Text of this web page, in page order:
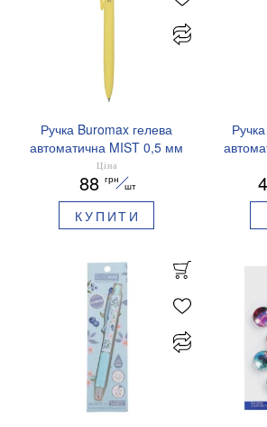
Ручка Buromax гелева
автоматична MIST 0,5 мм
сині чорнила BM.83103
Ціна
88 грн
шт
КУПИТИ